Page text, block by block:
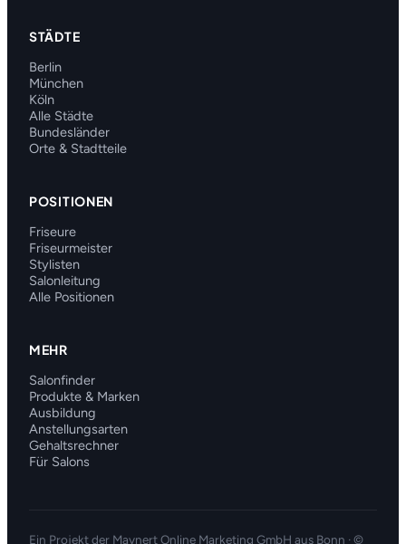
STÄDTE
Berlin
München
Köln
Alle Städte
Bundesländer
Orte & Stadtteile
POSITIONEN
Friseure
Friseurmeister
Stylisten
Salonleitung
Alle Positionen
MEHR
Salonfinder
Produkte & Marken
Ausbildung
Anstellungsarten
Gehaltsrechner
Für Salons
Ein Projekt der Maynert Online Marketing GmbH aus Bonn · ©